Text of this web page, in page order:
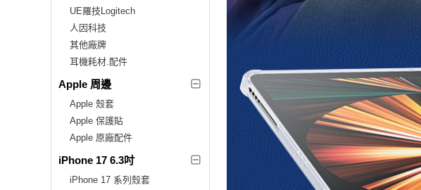
UE羅技Logitech
人因科技
其他廠牌
耳機耗材.配件
Apple 周邊
Apple 殼套
Apple 保護貼
Apple 原廠配件
iPhone 17 6.3吋
iPhone 17 系列殼套